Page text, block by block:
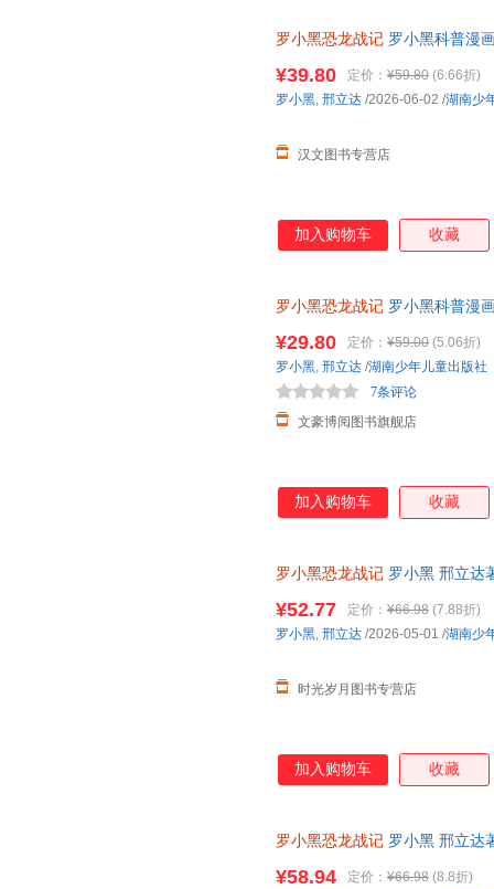
罗小黑恐龙战记 罗小黑科普漫
¥39.80 定价： ¥59.80 (6.66折)
汉文图书专营店
罗小黑, 邢立达 /2026-06-02 /湖南少
加入购物车 收藏
罗小黑恐龙战记 罗小黑科普漫
知识点。搭配化石实景指南，
前冒险之旅吧。
¥29.80 定价： ¥59.00 (5.06折)
文豪博阅图书旗舰店
7条评论
罗小黑, 邢立达 /湖南少年儿童出版社
加入购物车 收藏
罗小黑恐龙战记 罗小黑 邢立达
¥52.77 定价： ¥66.98 (7.88折)
时光岁月图书专营店
罗小黑, 邢立达 /2026-05-01 /湖南少
加入购物车 收藏
罗小黑恐龙战记 罗小黑 邢立达
¥58.94 定价： ¥66.98 (8.8折)